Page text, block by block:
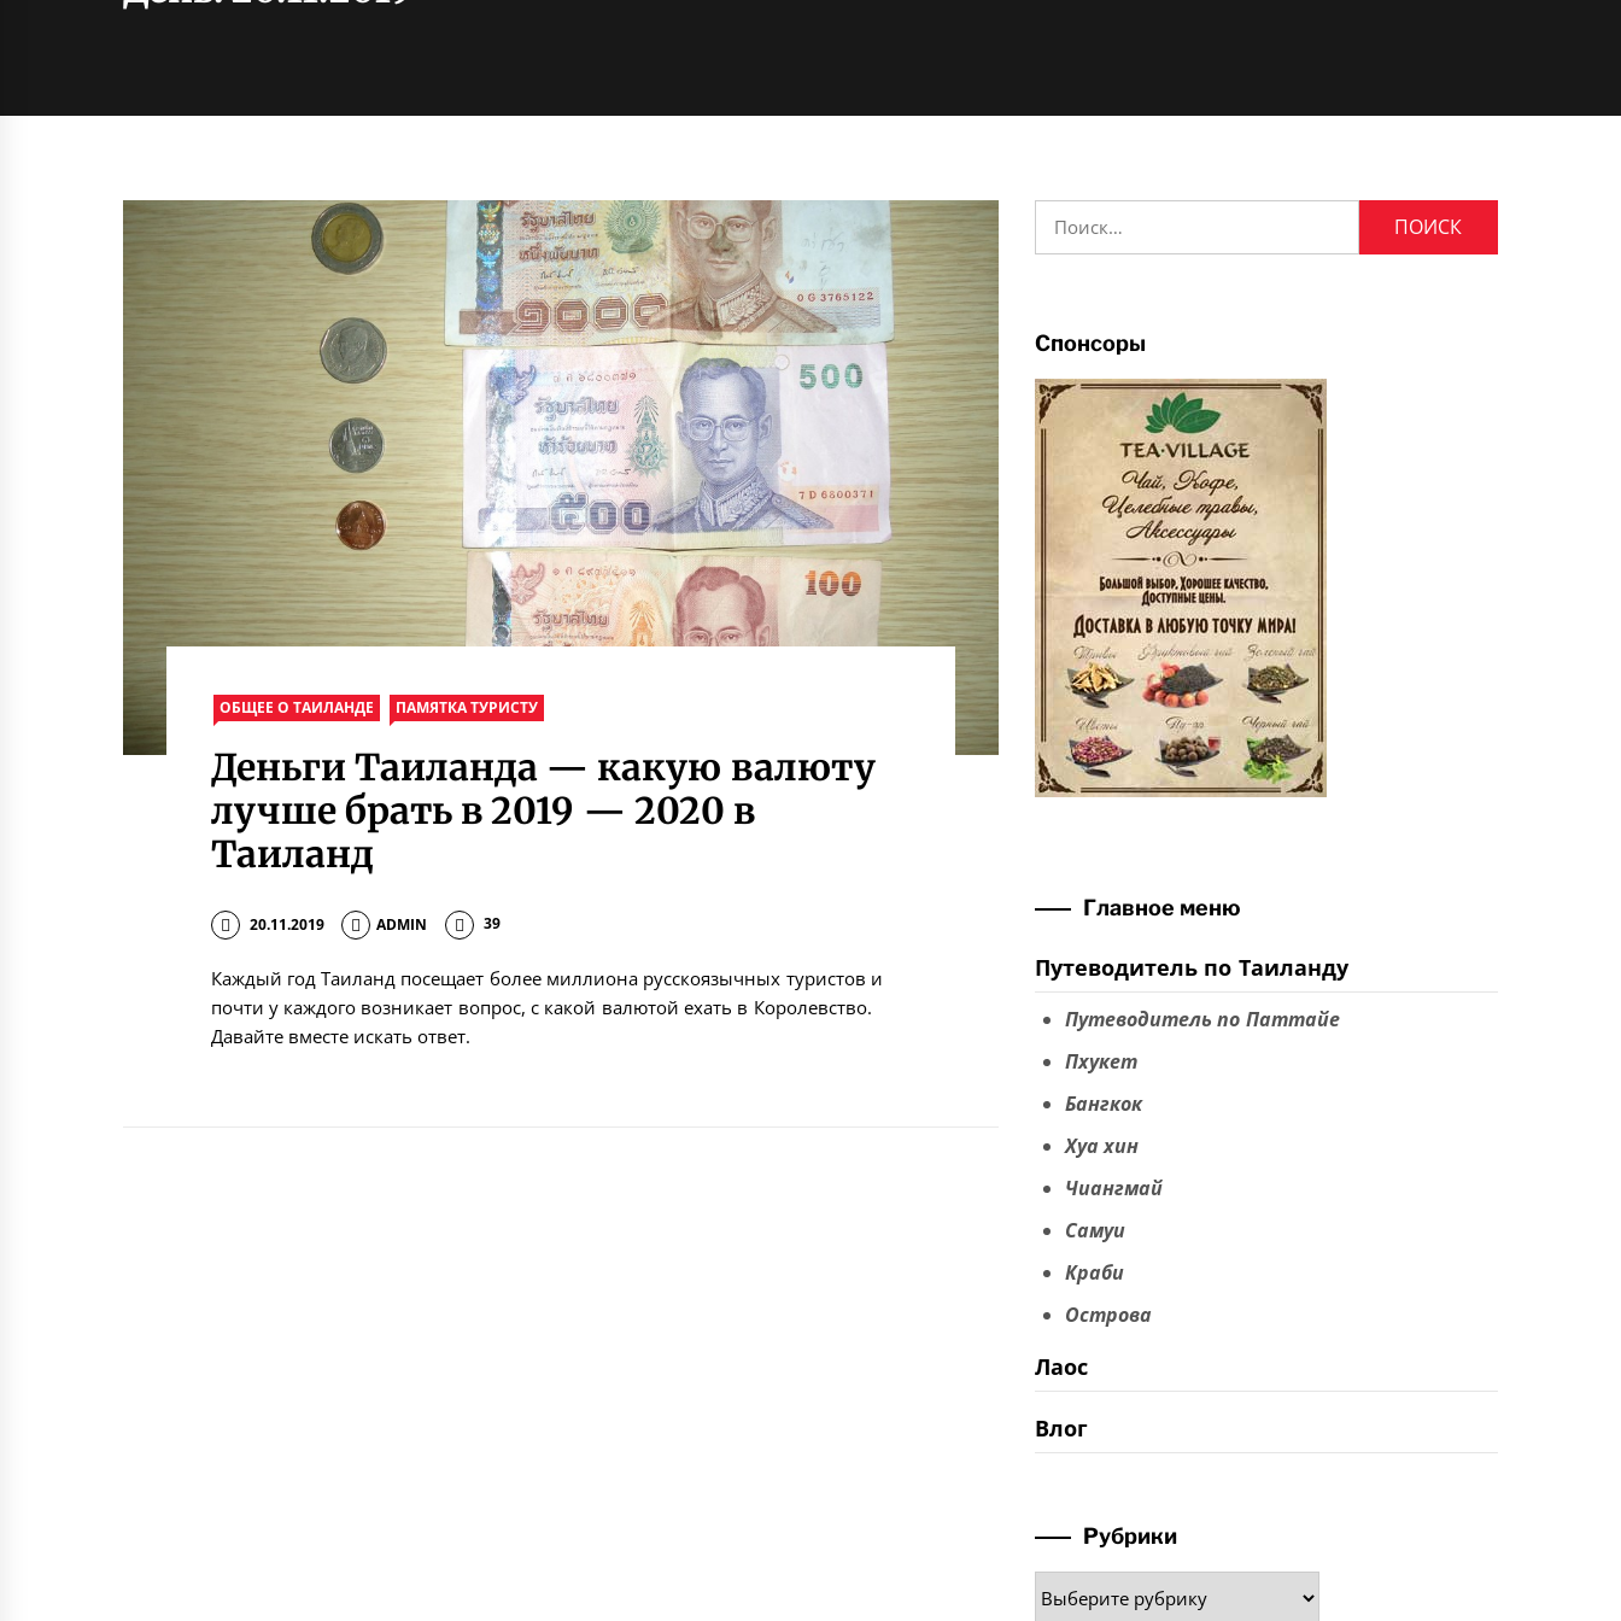
ОБЩЕЕ О ТАИЛАНДЕ ПАМЯТКА ТУРИСТУ
Деньги Таиланда — какую валюту
лучше брать в 2019 — 2020 в
Таиланд
20.11.2019 ADMIN 39
Каждый год Таиланд посещает более миллиона русскоязычных туристов и
почти у каждого возникает вопрос, с какой валютой ехать в Королевство.
Давайте вместе искать ответ.
Найти:
Спонсоры
Главное меню
Путеводитель по Таиланду
Путеводитель по Паттайе
Пхукет
Бангкок
Хуа хин
Чиангмай
Самуи
Краби
Острова
Лаос
Влог
Рубрики
Рубрики